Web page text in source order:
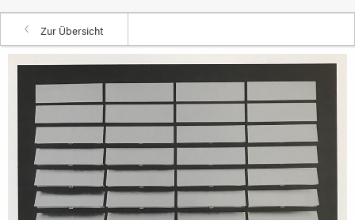
Zur Übersicht